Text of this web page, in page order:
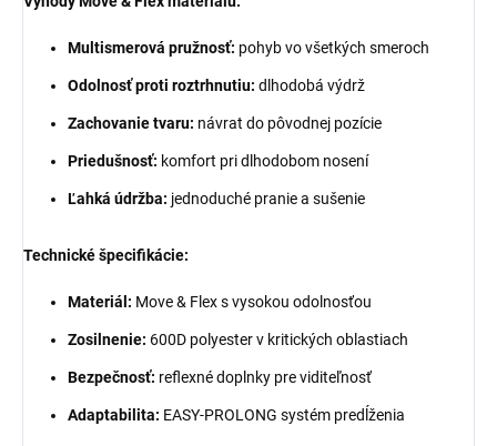
Multismerová pružnosť: pohyb vo všetkých smeroch
Odolnosť proti roztrhnutiu: dlhodobá výdrž
Zachovanie tvaru: návrat do pôvodnej pozície
Priedušnosť: komfort pri dlhodobom nosení
Ľahká údržba: jednoduché pranie a sušenie
Technické špecifikácie:
Materiál: Move & Flex s vysokou odolnosťou
Zosilnenie: 600D polyester v kritických oblastiach
Bezpečnosť: reflexné doplnky pre viditeľnosť
Adaptabilita: EASY-PROLONG systém predĺženia